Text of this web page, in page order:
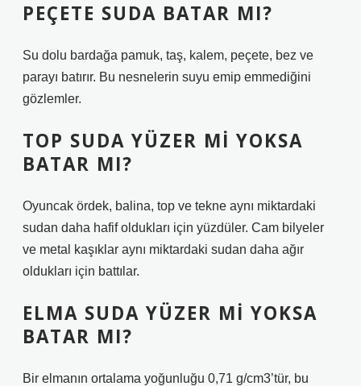
PEÇETE SUDA BATAR MI?
Su dolu bardağa pamuk, taş, kalem, peçete, bez ve
parayı batırır. Bu nesnelerin suyu emip emmediğini
gözlemler.
TOP SUDA YÜZER MI YOKSA
BATAR MI?
Oyuncak ördek, balina, top ve tekne aynı miktardaki
sudan daha hafif oldukları için yüzdüler. Cam bilyeler
ve metal kaşıklar aynı miktardaki sudan daha ağır
oldukları için battılar.
ELMA SUDA YÜZER MI YOKSA
BATAR MI?
Bir elmanın ortalama yoğunluğu 0,71 g/cm3’tür, bu